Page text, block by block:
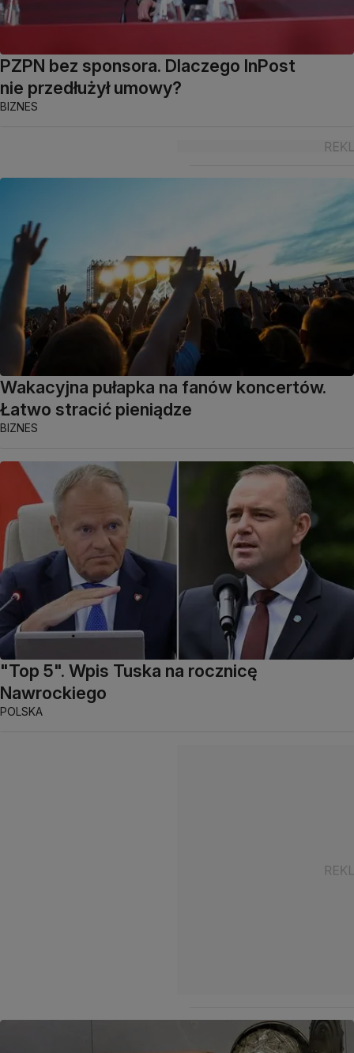
PZPN bez sponsora. Dlaczego InPost
nie przedłużył umowy?
BIZNES
Wakacyjna pułapka na fanów koncertów.
Łatwo stracić pieniądze
BIZNES
"Top 5". Wpis Tuska na rocznicę
Nawrockiego
POLSKA